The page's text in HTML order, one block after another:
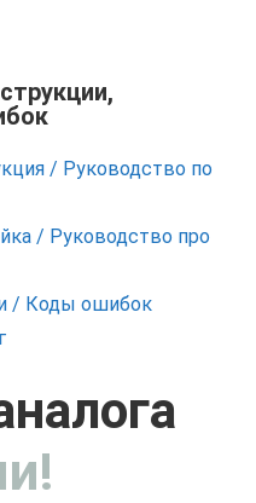
/ Руководство по
/ Руководство про
/ Коды ошибок